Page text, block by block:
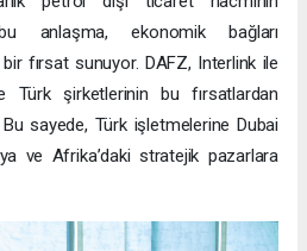
anlaşma, ekonomik bağları
fırsat sunuyor. DAFZ, Interlink ile
Türk şirketlerinin bu fırsatlardan
Bu sayede, Türk işletmelerine Dubai
ve Afrika’daki stratejik pazarlara